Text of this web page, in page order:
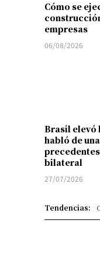
Cómo se
empresas
06/08/2026
Brasil elevó
habló de
bilateral
27/07/2026
Tendencias: